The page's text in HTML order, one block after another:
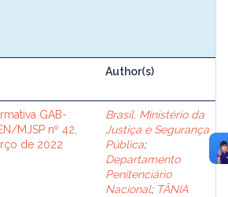
Author(s)
GAB-
MJSP nº 42,
de 2022
Brasil. Ministério da
Justiça e Segurança
Pública;
Departamento
Penitenciário
Nacional; TÂNIA